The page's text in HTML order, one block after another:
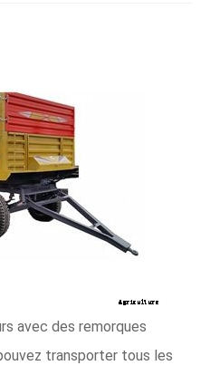
avec des remorques
transporter tous les